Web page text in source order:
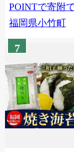
POINTで寄附
福岡県小竹町
7